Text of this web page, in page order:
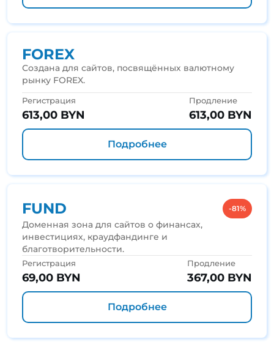
FOREX
Создана для сайтов, посвящённых валютному
рынку FOREX.
Регистрация
613,00 BYN
Продление
613,00 BYN
Подробнее
FUND -81%
Доменная зона для сайтов о финансах,
инвестициях, краудфандинге и
благотворительности.
Регистрация
69,00 BYN
Продление
367,00 BYN
Подробнее